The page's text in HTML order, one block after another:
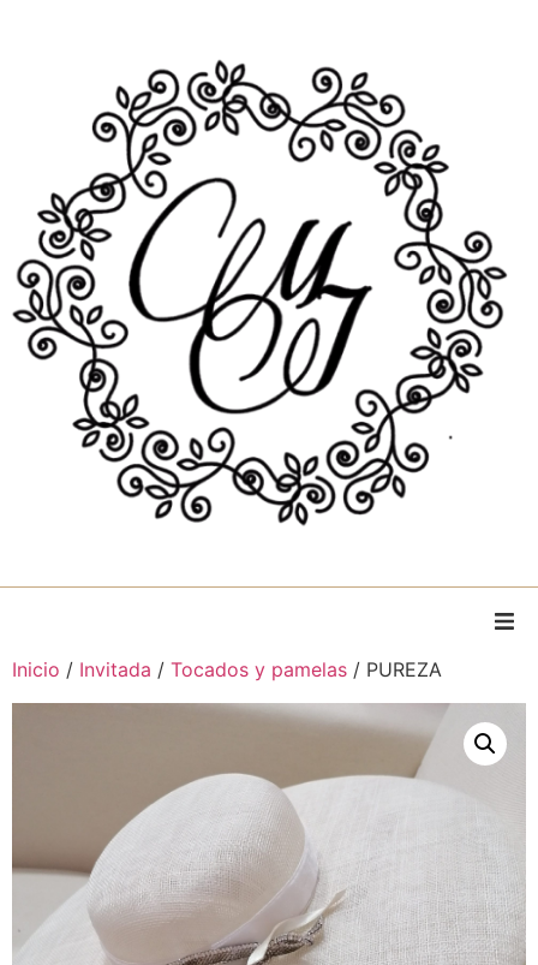
Home
Piezas personalizadas
Alquiler
Inicio / Invitada / Tocados y pamelas / PUREZA